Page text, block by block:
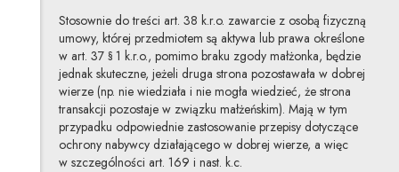
Stosownie do treści art. 38 k.r.o. zawarcie z osobą fizyczną
umowy, której przedmiotem są aktywa lub prawa określone
w art. 37 § 1 k.r.o., pomimo braku zgody małżonka, będzie
jednak skuteczne, jeżeli druga strona pozostawała w dobrej
wierze (np. nie wiedziała i nie mogła wiedzieć, że strona
transakcji pozostaje w związku małżeńskim). Mają w tym
przypadku odpowiednie zastosowanie przepisy dotyczące
ochrony nabywcy działającego w dobrej wierze, a więc
w szczególności art. 169 i nast. k.c.